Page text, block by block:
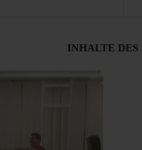
INHALTE DES